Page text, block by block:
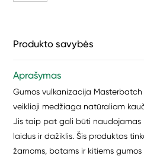
Produkto savybės
Aprašymas
Gumos vulkanizacija
veiklioji medžiaga natūraliam
Jis taip pat gali būti naudojamas
laidus ir dažiklis. Šis produktas
žarnoms, batams ir kitiems